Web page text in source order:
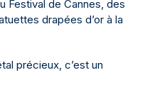
Festival de Cannes, des
drapées d’or à la
précieux, c’est un